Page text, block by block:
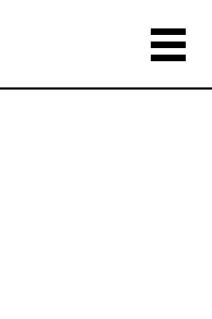
18 Uhr bis Filmbeginn